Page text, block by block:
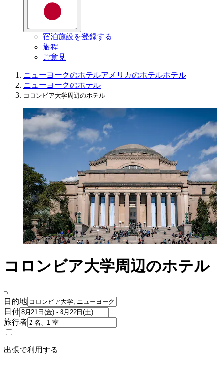
宿泊施設を登録する
旅程
ご意見
ニューヨークのホテルアメリカのホテルホテル
ニューヨークのホテル
コロンビア大学周辺のホテル
コロンビア大学周辺のホテル
目的地
日付
旅行者
出張で利用する